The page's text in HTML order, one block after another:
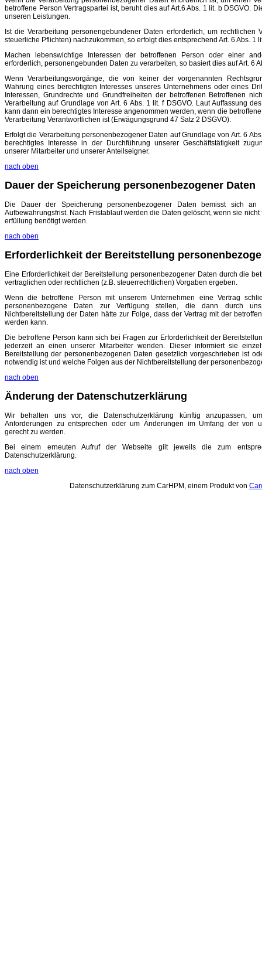
betroffene Person Vertragspartei ist, beruht dies auf Art.6 Abs. 1 lit. b DSGVO.
unseren Leistungen.
Ist die Verarbeitung personengebundener Daten erforderlich, um rechtlichen
steuerliche Pflichten) nachzukommen, so erfolgt dies entsprechend Art. 6 Abs. 1
Machen lebenswichtige Interessen der betroffenen Person oder einer
erforderlich, personengebunden Daten zu verarbeiten, so basiert dies auf Art. 6
Wenn Verarbeitungsvorgänge, die von keiner der vorgenannten
Wahrung eines berechtigten Interesses unseres Unternehmens oder eines
Interessen, Grundrechte und Grundfreiheiten der betroffenen Betroffenen
Verarbeitung auf Grundlage von Art. 6 Abs. 1 lit. f DSGVO. Laut Auffassung
kann dann ein berechtigtes Interesse angenommen werden, wenn die
Verarbeitung Verantwortlichen ist (Erwägungsgrund 47 Satz 2 DSGVO).
Erfolgt die Verarbeitung personenbezogener Daten auf Grundlage von Art. 6
berechtigtes Interesse in der Durchführung unserer Geschäftstätigkeit
unserer Mitarbeiter und unserer Anteilseigner.
nach oben
Dauer der Speicherung personenbezogener Daten
Die Dauer der Speicherung personenbezogener Daten bemisst sich an
Aufbewahrungsfrist. Nach Fristablauf werden die Daten gelöscht, wenn sie
erfüllung benötigt werden.
nach oben
Erforderlichkeit der Bereitstellung
Eine Erforderlichkeit der Bereitstellung personenbezogener Daten durch die
vertraglichen oder rechtlichen (z.B. steuerrechtlichen) Vorgaben ergeben.
Wenn die betroffene Person mit unserem Unternehmen eine Vertrag
personenbezogene Daten zur Verfügung stellen, die dann durch
Nichtbereitstellung der Daten hätte zur Folge, dass der Vertrag mit der
werden kann.
Die betroffene Person kann sich bei Fragen zur Erforderlichkeit der
jederzeit an einen unserer Mitarbeiter wenden. Dieser informiert sie
Bereitstellung der personenbezogenen Daten gesetzlich vorgeschrieben ist
notwendig ist und welche Folgen aus der Nichtbereitstellung der
nach oben
Änderung der Datenschutzerklärung
Wir behalten uns vor, die Datenschutzerklärung künftig anzupassen,
Anforderungen zu entsprechen oder um Änderungen im Umfang der von
gerecht zu werden.
Bei einem erneuten Aufruf der Webseite gilt jeweils die zum
Datenschutzerklärung.
nach oben
Datenschutzerklärung zum CarHPM, einem Produkt von